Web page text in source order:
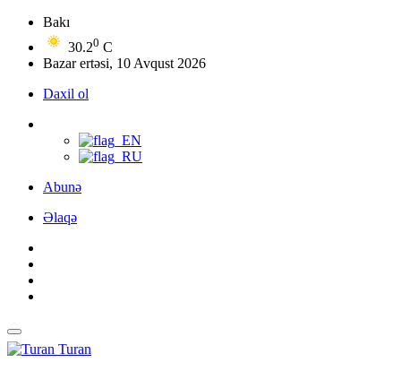
Bakı
30.20 C
Bazar ertəsi, 10 Avqust 2026
Daxil ol
Abunə
Əlaqə
Turan